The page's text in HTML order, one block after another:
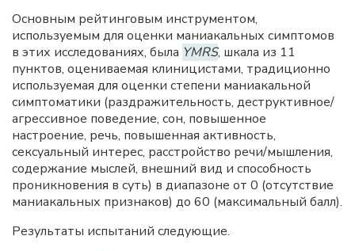
Основным рейтинговым инструментом,
используемым для оценки маниакальных симптомов
в этих исследованиях, была YMRS, шкала из 11
пунктов, оцениваемая клиницистами, традиционно
используемая для оценки степени маниакальной
симптоматики (раздражительность, деструктивное/
агрессивное поведение, сон, повышенное
настроение, речь, повышенная активность,
сексуальный интерес, расстройство речи/мышления,
содержание мыслей, внешний вид и способность
проникновения в суть) в диапазоне от 0 (отсутствие
маниакальных признаков) до 60 (максимальный балл).
Результаты испытаний следующие.